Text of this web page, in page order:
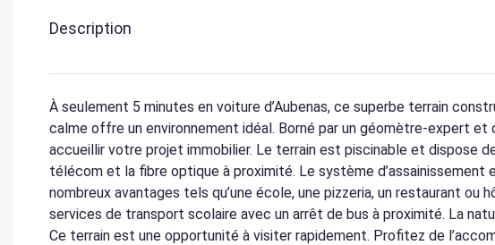
Description
À seulement 5 minutes en voiture d’Aubenas, ce superbe terrain
calme offre un environnement idéal. Borné par un géomètre-expert et
accueillir votre projet immobilier. Le terrain est piscinable et dispose
télécom et la fibre optique à proximité. Le système d’assainissement
nombreux avantages tels qu’une école, une pizzeria, un restaurant ou
services de transport scolaire avec un arrêt de bus à proximité. La
Ce terrain est une opportunité à visiter rapidement. Profitez de